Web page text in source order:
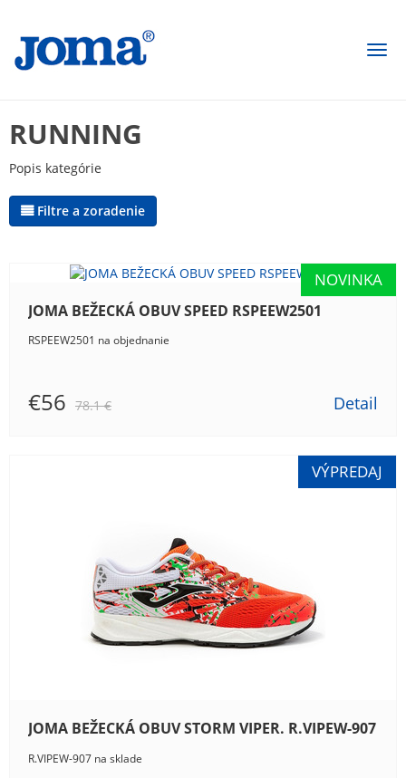
RUNNING
Popis kategórie
Filtre a zoradenie
JOMA BEŽECKÁ OBUV SPEED RSPEEW2501
RSPEEW2501 na objednanie
€56 78.1 € Detail
JOMA BEŽECKÁ OBUV STORM VIPER. R.VIPEW-907
R.VIPEW-907 na sklade